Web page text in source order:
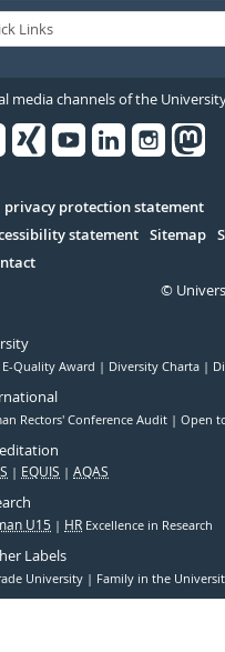
media channels of the
privacy protection statement
statement Sitemap
©
E-Quality Award Diversity Charta
Rectors' Conference Audit Open
EQUIS AQAS
U15 HR Excellence in Research
Labels
University Family in the